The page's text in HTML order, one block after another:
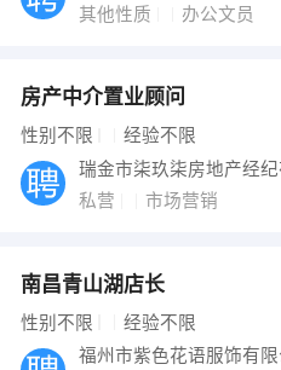
其他性质
办公文员
房产中介置业顾问
性别不限 经验不限
私营
市场营销
南昌青山湖店长
性别不限 经验不限